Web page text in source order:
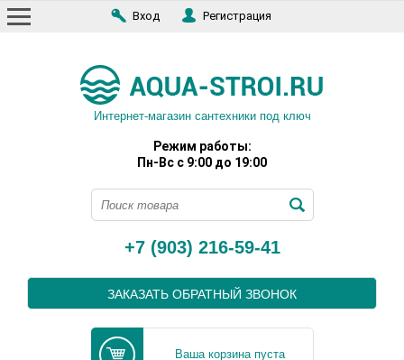
Вход Регистрация
Интернет-магазин сантехники под ключ
Режим работы:
Пн-Вс с 9:00 до 19:00
+7 (903) 216-59-41
ЗАКАЗАТЬ ОБРАТНЫЙ ЗВОНОК
Ваша корзина пуста